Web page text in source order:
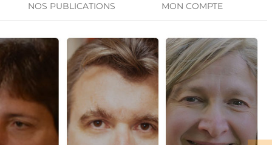
NOS PUBLICATIONS MON COMPTE